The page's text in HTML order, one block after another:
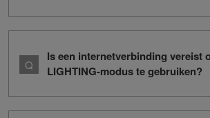
Is een internetverbinding vereist
LIGHTING-modus te gebruiken?